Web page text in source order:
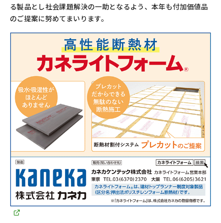
る製品とし社会課題解決の一助となるよう、本年も付加価値品
のご提案に努めてまいります。